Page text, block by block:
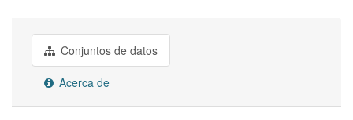
Conjuntos de datos
Acerca de